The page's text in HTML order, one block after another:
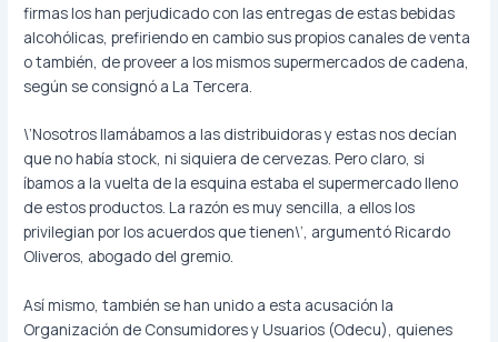
firmas los han perjudicado con las entregas de estas bebidas
alcohólicas, prefiriendo en cambio sus propios canales de venta
o también, de proveer a los mismos supermercados de cadena,
según se consignó a La Tercera.
\’Nosotros llamábamos a las distribuidoras y estas nos decían
que no había stock, ni siquiera de cervezas. Pero claro, si
íbamos a la vuelta de la esquina estaba el supermercado lleno
de estos productos. La razón es muy sencilla, a ellos los
privilegian por los acuerdos que tienen\’, argumentó Ricardo
Oliveros, abogado del gremio.
Así mismo, también se han unido a esta acusación la
Organización de Consumidores y Usuarios (Odecu), quienes